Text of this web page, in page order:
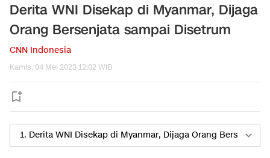
Derita WNI Disekap di Myanmar, Dijaga
Orang Bersenjata sampai Disetrum
CNN Indonesia
Kamis, 04 Mei 2023 12:02 WIB